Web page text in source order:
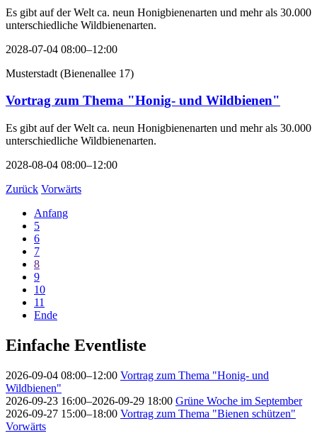
Es gibt auf der Welt ca. neun Honigbienenarten und mehr als 30.000
unterschiedliche Wildbienenarten.
2028-07-04 08:00–12:00
Musterstadt (Bienenallee 17)
Vortrag zum Thema "Honig- und Wildbienen"
Es gibt auf der Welt ca. neun Honigbienenarten und mehr als 30.000
unterschiedliche Wildbienenarten.
2028-08-04 08:00–12:00
Zurück Vorwärts
Anfang
5
6
7
8
9
10
11
Ende
Einfache Eventliste
2026-09-04 08:00–12:00 Vortrag zum Thema "Honig- und
Wildbienen"
2026-09-23 16:00–2026-09-29 18:00 Grüne Woche im September
2026-09-27 15:00–18:00 Vortrag zum Thema "Bienen schützen"
Vorwärts